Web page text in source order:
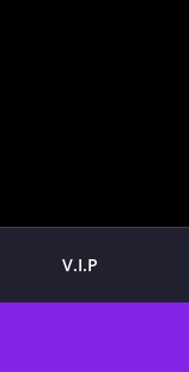
V.I.P